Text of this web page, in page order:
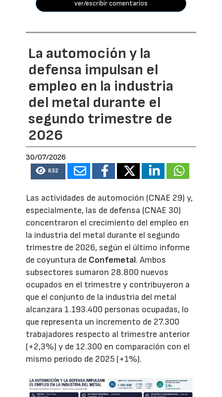
ver/escribir comentarios
La automoción y la
defensa impulsan el
empleo en la industria
del metal durante el
segundo trimestre de
2026
30/07/2026
632
Las actividades de automoción (CNAE 29) y,
especialmente, las de defensa (CNAE 30)
concentraron el crecimiento del empleo en
la industria del metal durante el segundo
trimestre de 2026, según el último informe
de coyuntura de Confemetal. Ambos
subsectores sumaron 28.800 nuevos
ocupados en el trimestre y contribuyeron a
que el conjunto de la industria del metal
alcanzara 1.193.400 personas ocupadas, lo
que representa un incremento de 27.300
trabajadores respecto al trimestre anterior
(+2,3%) y de 12.300 en comparación con el
mismo periodo de 2025 (+1%).